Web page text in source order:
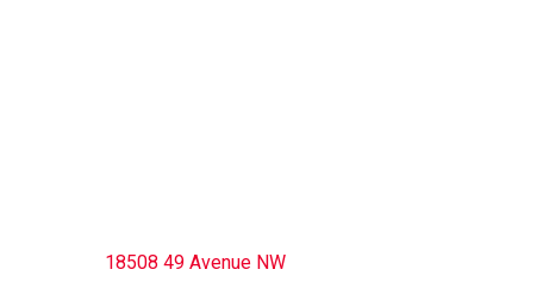
18508 49 Avenue NW